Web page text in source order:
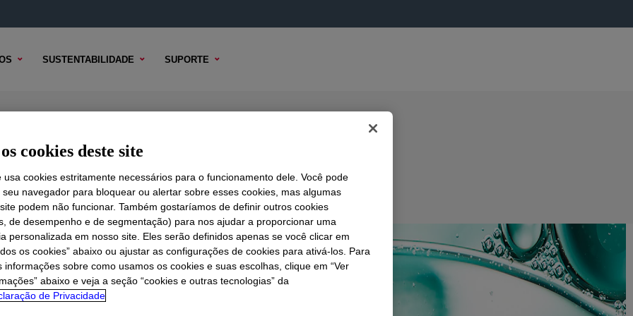
SUSTENTABILIDADE SUPORTE
TÉCNICO OPÇÕES DE AMOSTRA OPÇÕES DE COMPRA
cookies deste site
usa cookies estritamente necessários para o funcionamento dele. Você pode
navegador para bloquear ou alertar sobre esses cookies, mas algumas
podem não funcionar. Também gostaríamos de definir outros cookies
de desempenho e de segmentação) para nos ajudar a proporcionar uma
personalizada em nosso site. Eles serão definidos apenas se você clicar em
os cookies” abaixo ou ajustar as configurações de cookies para ativá-los. Para
informações sobre como usamos os cookies e suas escolhas, clique em “Ver
abaixo e veja a seção “cookies e outras tecnologias” da
de Privacidade